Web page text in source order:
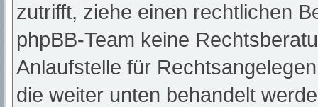
zutrifft, ziehe einen rechtlichen
phpBB-Team keine
Anlaufstelle für
die weiter unten behandelt